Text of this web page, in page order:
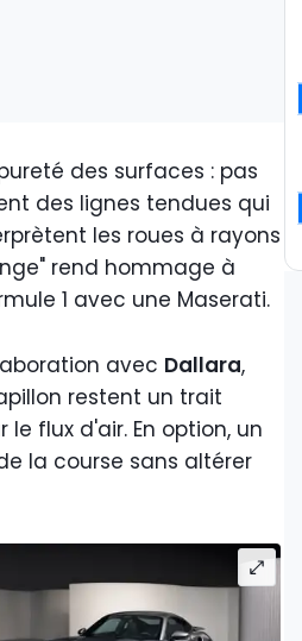
des surfaces : pas
des lignes tendues qui
les roues à rayons
rend hommage à
1 avec une Maserati.
avec Dallara,
restent un trait
flux d'air. En option, un
la course sans altérer